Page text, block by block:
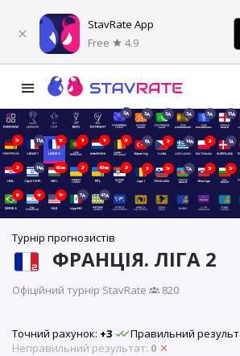
StavRate App
Free
4.9
3д 3д 3д 3д 3д 13д
5г 13д 5г 1г 1г 3г 6д 2г 14д 2г 1д
2г 14д 40хв 2г 40хв 2г 2г 5г 7д 3г 3г
6г 4г 7г 7д 47д
Турнір прогнозистів
ФРАНЦІЯ. ЛІГА 2
Офіційний турнір StavRate·
820
Точний рахунок: +3 Правильний
Неправильний результат: 0